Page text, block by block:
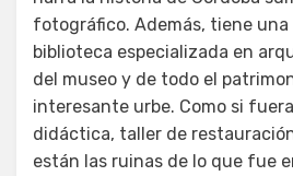
fotográfico. Además, tiene
biblioteca especializada en
del museo y de todo el
interesante urbe. Como si
didáctica, taller de
están las ruinas de lo que fue